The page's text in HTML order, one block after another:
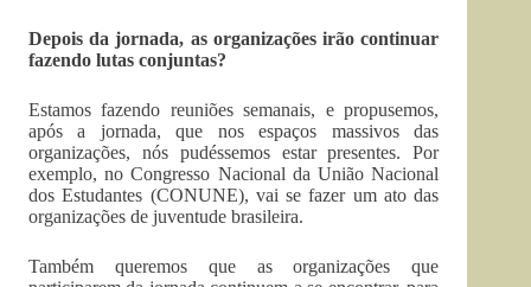
Depois da jornada, as organizações irão continuar
fazendo lutas conjuntas?
Estamos fazendo reuniões semanais, e propusemos,
após a jornada, que nos espaços massivos das
organizações, nós pudéssemos estar presentes. Por
exemplo, no Congresso Nacional da União Nacional
dos Estudantes (CONUNE), vai se fazer um ato das
organizações de juventude brasileira.
Também queremos que as organizações que